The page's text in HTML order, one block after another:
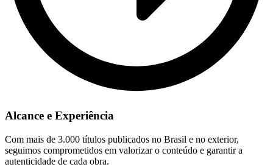
Alcance e Experiência
Com mais de 3.000 títulos publicados no Brasil e no exterior,
seguimos comprometidos em valorizar o conteúdo e garantir a
autenticidade de cada obra.